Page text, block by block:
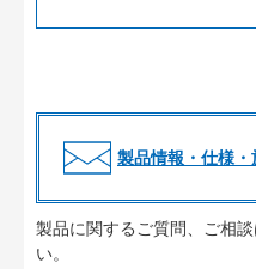
製品情報・仕様・
製品に関するご質問、ご相
い。